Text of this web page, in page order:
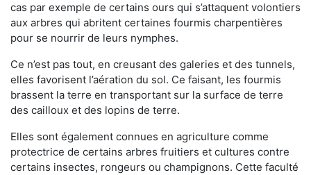
cas par exemple de certains ours qui s’attaquent volontiers
aux arbres qui abritent certaines fourmis charpentières
pour se nourrir de leurs nymphes.
Ce n’est pas tout, en creusant des galeries et des tunnels,
elles favorisent l’aération du sol. Ce faisant, les fourmis
brassent la terre en transportant sur la surface de terre
des cailloux et des lopins de terre.
Elles sont également connues en agriculture comme
protectrice de certains arbres fruitiers et cultures contre
certains insectes, rongeurs ou champignons. Cette faculté